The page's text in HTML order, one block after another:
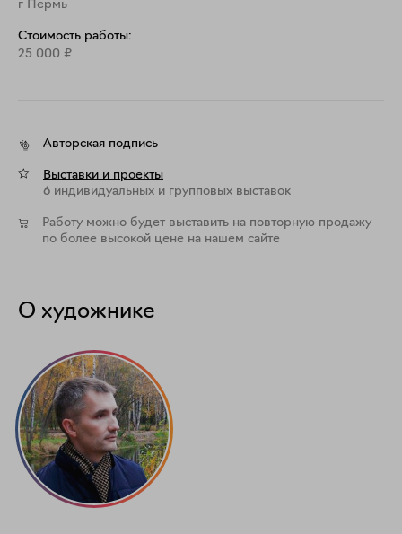
На этапе премьеры работы действует
инвестиционная приветственная стоимость — 25
000 руб. Акция продлится до 1 сентября, после чего
г Пермь
Стоимость работы:
25 000 ₽
Авторская подпись
Выставки и проекты
6 индивидуальных и групповых выставок
Работу можно будет выставить на повторную продажу
по более высокой цене на нашем сайте
О художнике